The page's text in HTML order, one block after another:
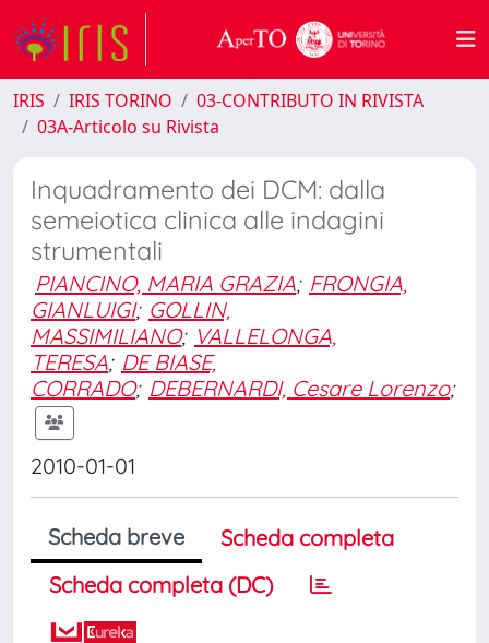
IRIS IRIS TORINO
03-CONTRIBUTO IN RIVISTA
03A-Articolo su Rivista
Inquadramento dei DCM: dalla
semeiotica clinica alle indagini
strumentali
PIANCINO, MARIA GRAZIA; FRONGIA,
GIANLUIGI; GOLLIN,
MASSIMILIANO; VALLELONGA,
TERESA; DE BIASE,
CORRADO; DEBERNARDI, Cesare Lorenzo;
2010-01-01
Scheda breve
Scheda completa
Scheda completa (DC)